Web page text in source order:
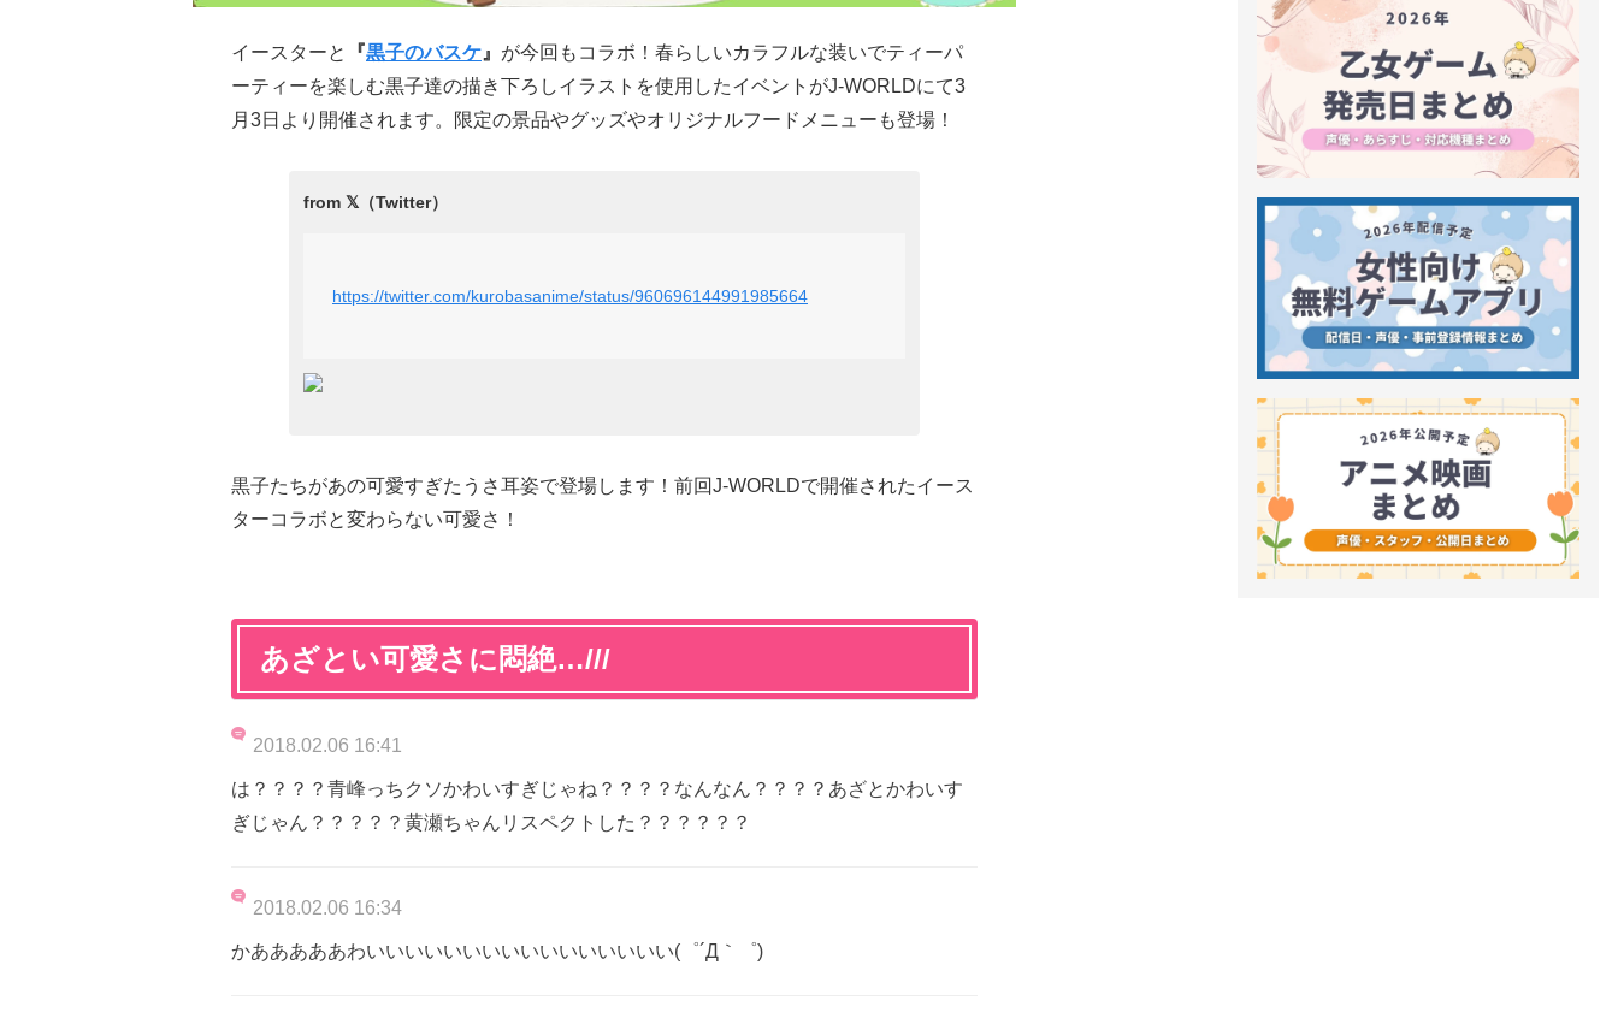
イースターと 『黒子のバスケ 』 が今回もコラボ！春らしいカラフルな装いでティーパ
ーティーを楽しむ黒子達の描き下ろしイラストを使用したイベントがJ-WORLDにて3
月3日より開催されます。限定の景品やグッズやオリジナルフードメニューも登場！
https://twitter.com/kurobasanime/status/960696144991985664
黒子たちがあの可愛すぎたうさ耳姿で登場します！前回J-WORLDで開催されたイース
ターコラボと変わらない可愛さ！
あざとい可愛さに悶絶…///
2018.02.06 16:41
は？？？？青峰っちクソかわいすぎじゃね？？？？なんなん？？？？あざとかわいす
ぎじゃん？？？？？黄瀬ちゃんリスペクトした？？？？？？
2018.02.06 16:34
かあああああわいいいいいいいいいいいいいいいい(゜´Д｀゜)